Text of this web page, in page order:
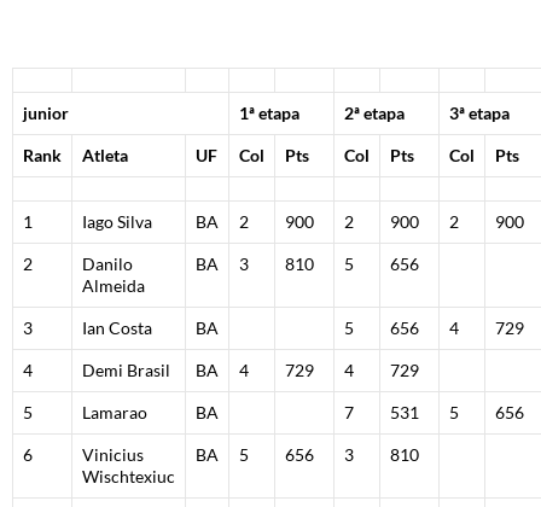
junior 1ª etapa 2ª etapa 3ª etapa
Rank Atleta UF Col Pts Col Pts Col Pts
1 Iago Silva BA 2 900 2 900 2 900
2
Danilo
Almeida
BA 3 810 5 656
3 Ian Costa BA 5 656 4 729
4 Demi Brasil BA 4 729 4 729
5 Lamarao BA 7 531 5 656
6
Vinicius
Wischtexiuc
BA 5 656 3 810